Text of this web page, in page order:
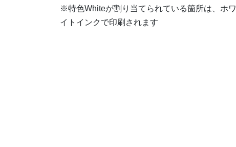
※特色Whiteが割り当てられている箇所は、ホワ
イトインクで印刷されます